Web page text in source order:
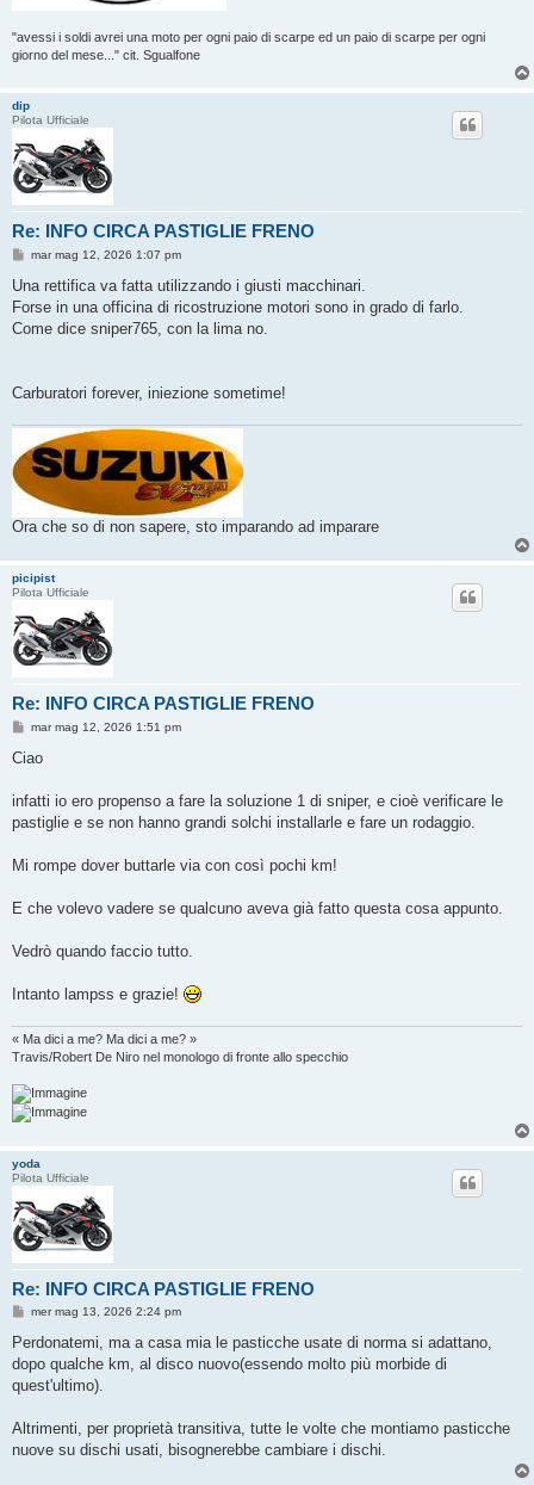
"avessi i soldi avrei una moto per ogni paio di scarpe ed un paio di scarpe per ogni
giorno del mese..." cit. Sgualfone
dip
Pilota Ufficiale
Re: INFO CIRCA PASTIGLIE FRENO
M
s
a
g
mar mag 12, 2026 1:07 pm
Una rettifica va fatta utilizzando i giusti macchinari.
Forse in una officina di ricostruzione motori sono in grado di farlo.
Come dice sniper765, con la lima no.
Carburatori forever, iniezione sometime!
Ora che so di non sapere, sto imparando ad imparare
picipist
Pilota Ufficiale
Re: INFO CIRCA PASTIGLIE FRENO
M
s
g
i
mar mag 12, 2026 1:51 pm
Ciao
infatti io ero propenso a fare la soluzione 1 di sniper, e cioè verificare le
pastiglie e se non hanno grandi solchi installarle e fare un rodaggio.
Mi rompe dover buttarle via con così pochi km!
E che volevo vadere se qualcuno aveva già fatto questa cosa appunto.
Vedrò quando faccio tutto.
Intanto lampss e grazie!
« Ma dici a me? Ma dici a me? »
Travis/Robert De Niro nel monologo di fronte allo specchio
yoda
Pilota Ufficiale
Re: INFO CIRCA PASTIGLIE FRENO
M
s
a
g
o
mer mag 13, 2026 2:24 pm
Perdonatemi, ma a casa mia le pasticche usate di norma si adattano,
dopo qualche km, al disco nuovo(essendo molto più morbide di
quest'ultimo).
Altrimenti, per proprietà transitiva, tutte le volte che montiamo pasticche
nuove su dischi usati, bisognerebbe cambiare i dischi.